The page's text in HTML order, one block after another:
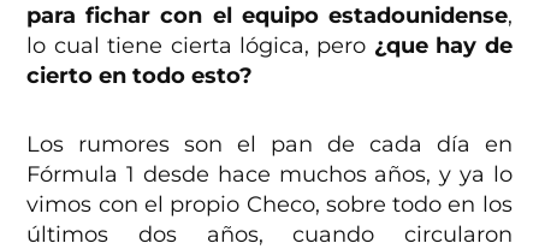
para fichar con el equipo estadounidense,
lo cual tiene cierta lógica, pero ¿que hay de
cierto en todo esto?
Los rumores son el pan de cada día en
Fórmula 1 desde hace muchos años, y ya lo
vimos con el propio Checo, sobre todo en los
últimos dos años, cuando circularon